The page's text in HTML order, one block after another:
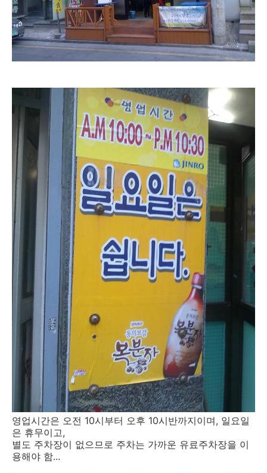
영업시간은 오전 10시부터 오후 10시반까지이며, 일요일
은 휴무이고,
별도 주차장이 없으므로 주차는 가까운 유료주차장을 이
용해야 함...